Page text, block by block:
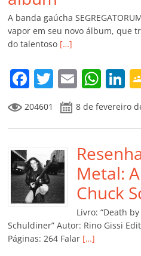
A banda gaúcha
vapor em seu novo álbum, que
do talentoso […]
F
a
c
e
b
o
o
k
T
w
itt
er
E
m
ai
l
W
at
s
A
p
p
Li
k
e
n
204601 8 de fevereiro
Metal:
Chuck
Livro: “Death
Schuldiner” Autor: Rino Gissi
Páginas: 264 Falar […]